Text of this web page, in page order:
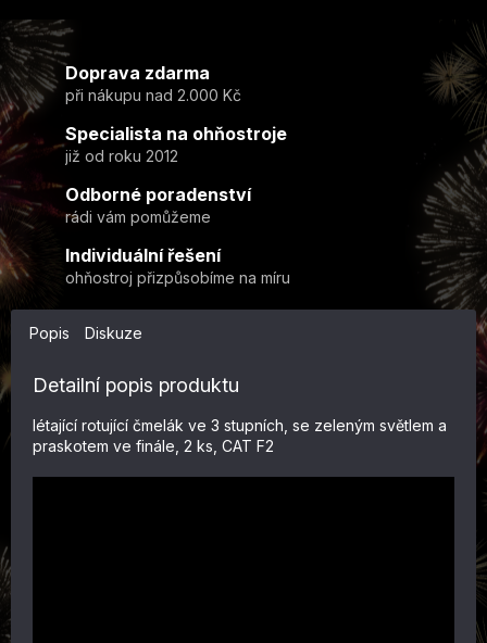
Doprava zdarma
při nákupu nad 2.000 Kč
Specialista na ohňostroje
již od roku 2012
Odborné poradenství
rádi vám pomůžeme
Individuální řešení
ohňostroj přizpůsobíme na míru
Popis Diskuze
Detailní popis produktu
létající rotující čmelák ve 3 stupních, se zeleným světlem a
praskotem ve finále, 2 ks, CAT F2